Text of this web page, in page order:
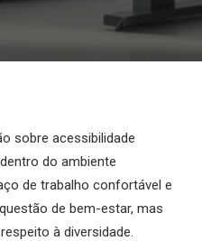
sobre acessibilidade
do ambiente
de trabalho confortável e
de bem-estar, mas
à diversidade.